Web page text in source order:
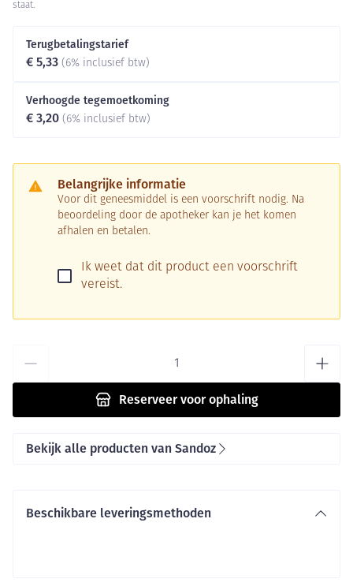
staat.
Terugbetalingstarief
€ 5,33 (6% inclusief btw)
Verhoogde tegemoetkoming
€ 3,20 (6% inclusief btw)
Belangrijke informatie
Voor dit geneesmiddel is een voorschrift nodig. Na
beoordeling door de apotheker kan je het komen
afhalen en betalen.
Ik weet dat dit product een voorschrift
vereist.
Reserveervoor ophaling
Bekijk alle producten van Sandoz
Beschikbare leveringsmethoden